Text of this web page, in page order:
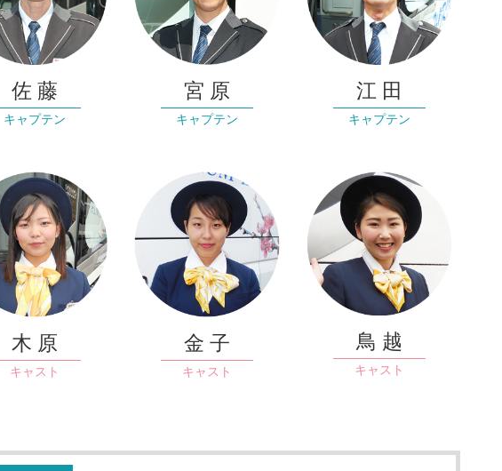
佐 藤
キャプテン
宮 原
キャプテン
江 田
キャプテン
木 原
キャスト
金 子
キャスト
鳥 越
キャスト